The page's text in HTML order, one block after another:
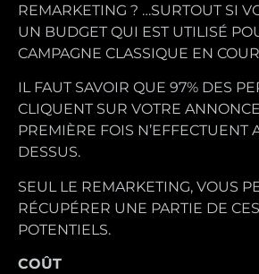
REMARKETING ? …SURTOUT SI
UN BUDGET QUI EST UTILISÉ
CAMPAGNE CLASSIQUE EN
IL FAUT SAVOIR QUE 97% DES
CLIQUENT SUR VOTRE
PREMIÈRE FOIS N’EFFECTUENT
DESSUS.
SEUL LE REMARKETING, VOUS
RÉCUPÉRER UNE PARTIE DE
POTENTIELS.
COÛT